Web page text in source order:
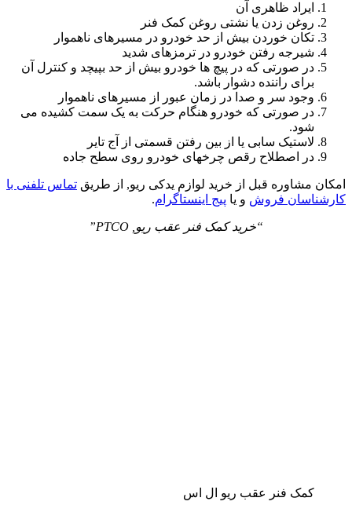
ایراد ظاهری آن
روغن زدن یا نشتی روغن کمک فنر
تکان خوردن بیش از حد خودرو در مسیرهای ناهموار
شیرجه رفتن خودرو در ترمزهای شدید
در صورتی که در پیچ ها خودرو بیش از حد بپیچد و کنترل آن
برای راننده دشوار باشد.
وجود سر و صدا در زمان عبور از مسیرهای ناهموار
در صورتی که خودرو هنگام حرکت به یک سمت کشیده می
شود.
لاستیک سابی یا از بین رفتن قسمتی از آج تایر
در اصطلاح رقص چرخهای خودرو روی سطح جاده
امکان مشاوره قبل از خرید لوازم یدکی ریو, از طریق تماس تلفنی با
کارشناسان فروش و یا پیج اینستاگرام.
“خرید کمک فنر عقب ریو, PTCO”
کمک فنر عقب ریو ال اس